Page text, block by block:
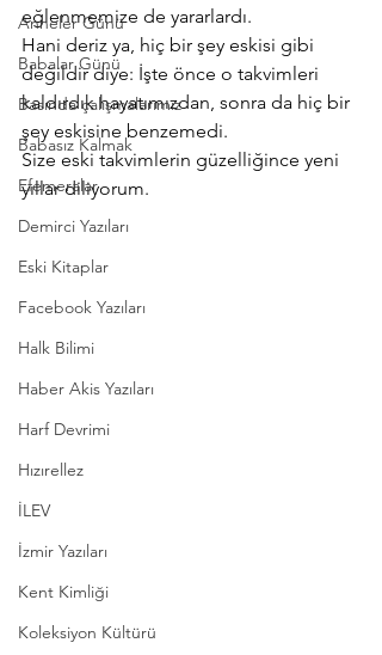
Anneler Günü
Babalar Günü
Basında çalışmalarımız
Babasız Kalmak
Efemeralar
Demirci Yazıları
Eski Kitaplar
Facebook Yazıları
Halk Bilimi
Haber Akis Yazıları
Harf Devrimi
Hızırellez
İLEV
İzmir Yazıları
Kent Kimliği
Koleksiyon Kültürü
eğlenmemize de yararlardı.
Hani deriz ya, hiç bir şey eskisi gibi
değildir diye: İşte önce o takvimleri
kaldırdık hayatımızdan, sonra da hiç bir
şey eskisine benzemedi.
Size eski takvimlerin güzelliğince yeni
yıllar diliyorum.